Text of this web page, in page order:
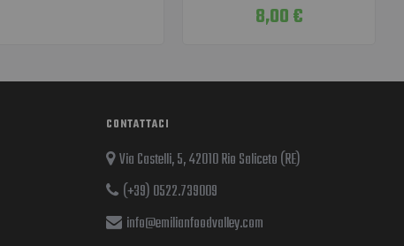
8,00 €
CONTATTACI
Via Castelli, 5, 42010 Rio Saliceto (RE)
(+39) 0522.739009
info@emilianfoodvalley.com